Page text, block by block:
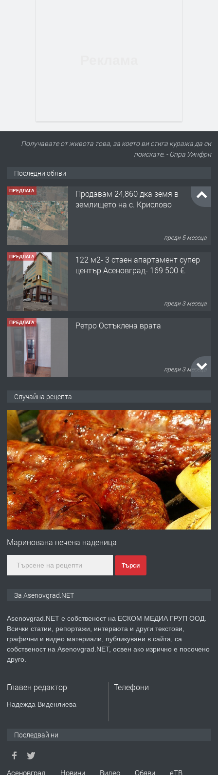
Получавате от живота това, за което ви стига куража да си
поискате. - Опра Уинфри
Последни обяви
ПРЕДЛАГА
Продавам 24,860 дка земя в
землището на с. Крислово
преди 5 месеца
ПРЕДЛАГА
122 м2- 3 стаен апартамент супер
център Асеновград- 169 500 €.
преди 3 месеца
ПРЕДЛАГА Ретро Остъклена врата
преди 3 месеца
преди 10 месеца
ПРЕДЛАГА
Професионална броячна машина -
със сертификат от ЕЦБ
преди 1 година
ПРЕДЛАГА
Професионална зеленчукорезачка
преди 2 години
ПРЕДЛАГА
Давам индивидуалани уроци по
ремонт на покриви
Случайна рецепта
Маринована печена наденица
Търси
За Asenovgrad.NET
Asenovgrad.NET е собственост на ЕСКОМ МЕДИА ГРУП ООД.
Всички статии, репортажи, интервюта и други текстови,
графични и видео материали, публикувани в сайта, са
собственост на Asenovgrad.NET, освен ако изрично е посочено
друго.
Главен редактор
Надежда Виденлиева
Телефони
Последвай ни
Асеновград Новини Видео Обяви еТВ